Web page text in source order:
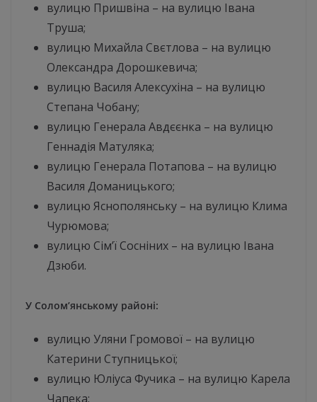
вулицю Пришвіна – на вулицю Івана
Труша;
вулицю Михайла Свєтлова – на вулицю
Олександра Дорошкевича;
вулицю Василя Алексухіна – на вулицю
Степана Чобану;
вулицю Генерала Авдєєнка – на вулицю
Геннадія Матуляка;
вулицю Генерала Потапова – на вулицю
Василя Доманицького;
вулицю Яснополянську – на вулицю Клима
Чурюмова;
вулицю Сім’ї Сосніних – на вулицю Івана
Дзюби.
У Солом’янському районі:
вулицю Уляни Громової – на вулицю
Катерини Ступницької;
вулицю Юліуса Фучика – на вулицю Карела
Чапека;